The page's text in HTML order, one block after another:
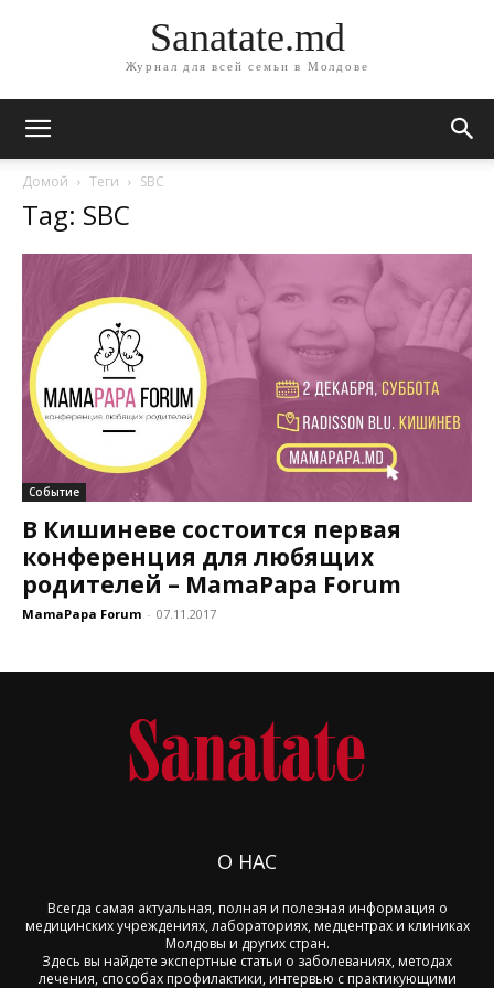
Sanatate.md
Журнал для всей семьи в Молдове
Домой Теги SBC
Tag: SBC
Событие
В Кишиневе состоится первая
конференция для любящих
родителей – MamaPapa Forum
MamaPapa Forum - 07.11.2017
О НАС
Всегда самая актуальная, полная и полезная информация о
медицинских учреждениях, лабораториях, медцентрах и клиниках
Молдовы и других стран.
Здесь вы найдете экспертные статьи о заболеваниях, методах
лечения, способах профилактики, интервью с практикующими